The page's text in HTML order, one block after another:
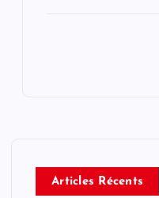
Articles Récents